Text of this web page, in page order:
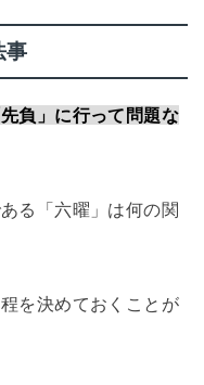
事
負」に行って問題な
る「六曜」は何の関
を決めておくことが